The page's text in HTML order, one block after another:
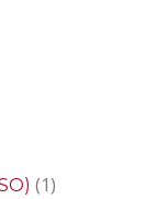
(1)